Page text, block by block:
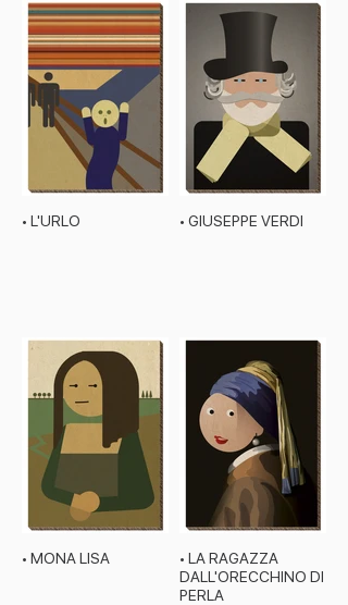
• L'URLO • GIUSEPPE VERDI
• MONA LISA
• LA RAGAZZA
DALL'ORECCHINO DI
PERLA